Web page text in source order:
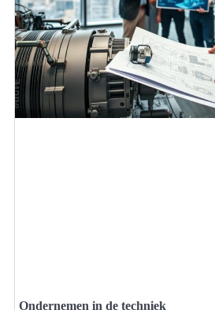
Ondernemen in de techniek